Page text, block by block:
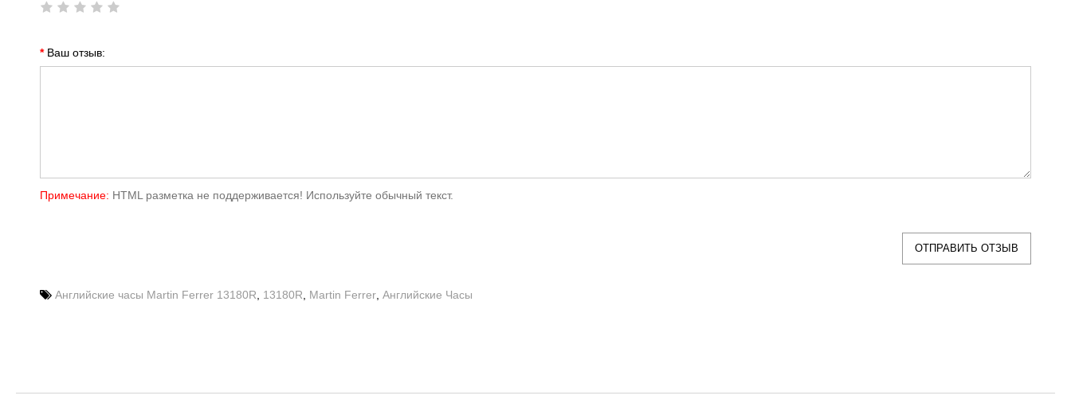
Ваш отзыв:
Примечание: HTML разметка не поддерживается! Используйте обычный текст.
ОТПРАВИТЬ ОТЗЫВ
Английские часы Martin Ferrer 13180R 13180R Martin Ferrer Английские Часы